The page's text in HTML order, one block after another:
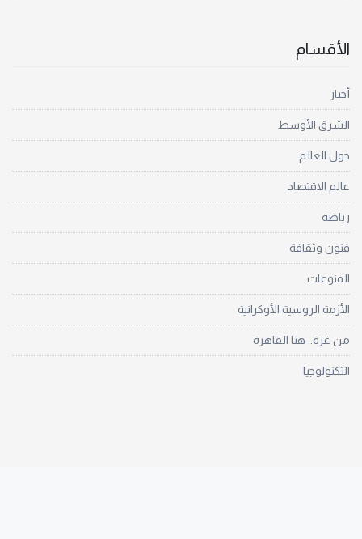
الأقسام
أخبار
الشرق الأوسط
حول العالم
عالم الاقتصاد
رياضة
فنون وثقافة
المنوعات
الأزمة الروسية الأوكرانية
من غزة.. هنا القاهرة
التكنولوجيا